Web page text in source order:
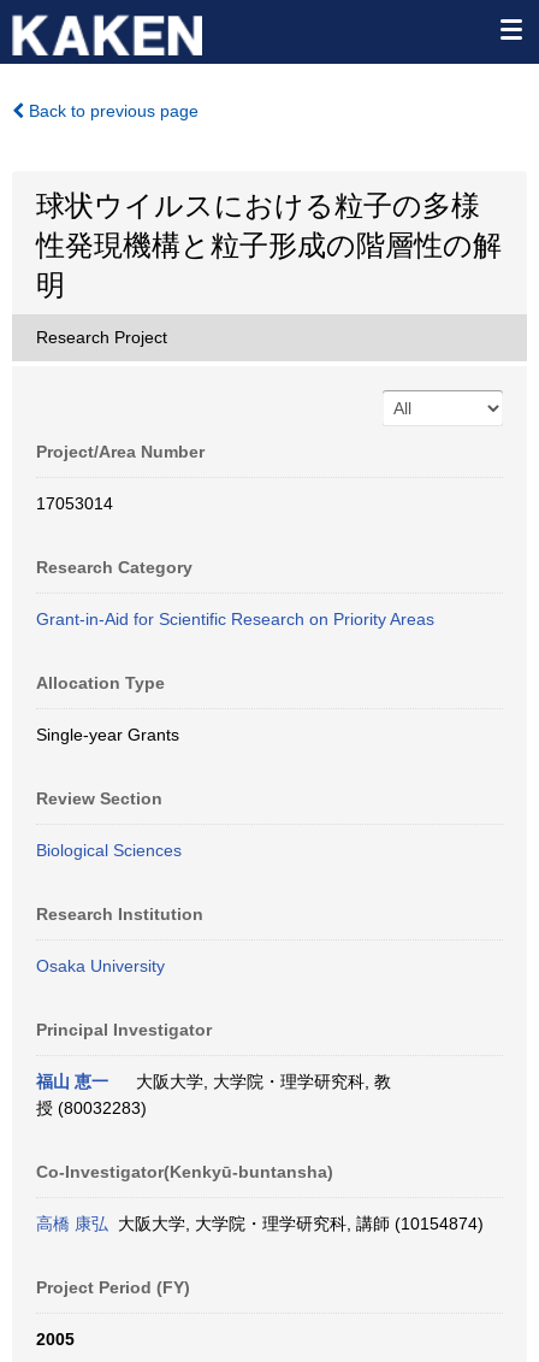
Back to previous page
球状ウイルスにおける粒子の多様
性発現機構と粒子形成の階層性の解
明
Research Project
Project/Area Number
17053014
Research Category
Grant-in-Aid for Scientific Research on Priority Areas
Allocation Type
Single-year Grants
Review Section
Biological Sciences
Research Institution
Osaka University
Principal Investigator
福山 恵一
大阪大学, 大学院・理学研究科, 教
授 (80032283)
Co-Investigator(Kenkyū-buntansha)
高橋 康弘 大阪大学, 大学院・理学研究科, 講師 (10154874)
Project Period (FY)
2005